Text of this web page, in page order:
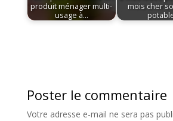
produit ménager multi-
usage à…
mois cher
Poster le commentaire
Votre adresse e-mail ne sera pas